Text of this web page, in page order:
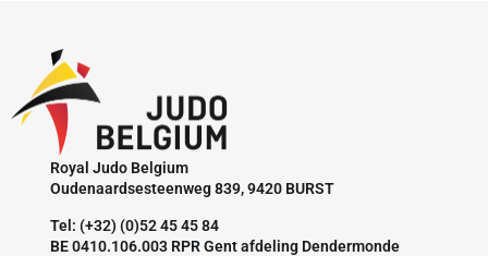
Royal Judo Belgium
Oudenaardsesteenweg 839, 9420 BURST
Tel: (+32) (0)52 45 45 84
BE 0410.106.003 RPR Gent afdeling Dendermonde